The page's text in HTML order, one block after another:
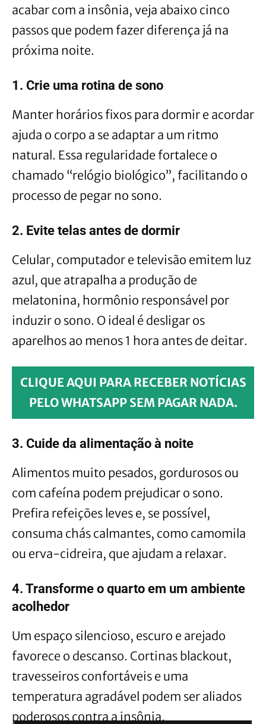
acabar com a insônia, veja abaixo cinco
passos que podem fazer diferença já na
próxima noite.
1. Crie uma rotina de sono
Manter horários fixos para dormir e acordar
ajuda o corpo a se adaptar a um ritmo
natural. Essa regularidade fortalece o
chamado “relógio biológico”, facilitando o
processo de pegar no sono.
2. Evite telas antes de dormir
Celular, computador e televisão emitem luz
azul, que atrapalha a produção de
melatonina, hormônio responsável por
induzir o sono. O ideal é desligar os
aparelhos ao menos 1 hora antes de deitar.
CLIQUE AQUI PARA RECEBER NOTÍCIAS
PELO WHATSAPP SEM PAGAR NADA.
3. Cuide da alimentação à noite
Alimentos muito pesados, gordurosos ou
com cafeína podem prejudicar o sono.
Prefira refeições leves e, se possível,
consuma chás calmantes, como camomila
ou erva-cidreira, que ajudam a relaxar.
4. Transforme o quarto em um ambiente
acolhedor
Um espaço silencioso, escuro e arejado
favorece o descanso. Cortinas blackout,
travesseiros confortáveis e uma
temperatura agradável podem ser aliados
poderosos contra a insônia.